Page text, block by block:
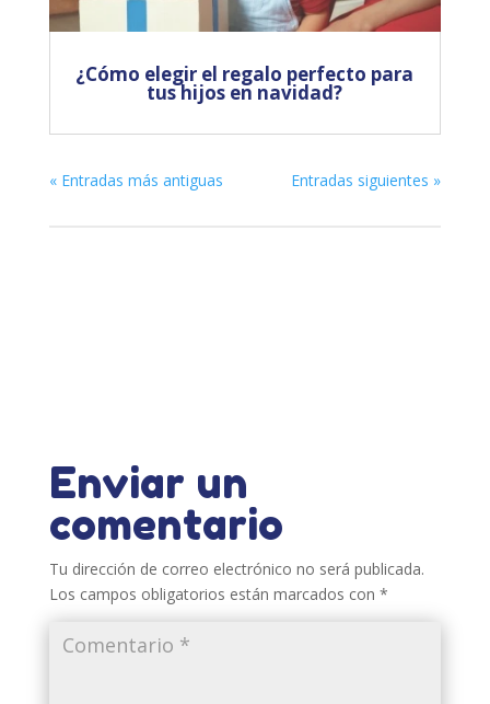
¿Cómo elegir el regalo perfecto para
tus hijos en navidad?
« Entradas más antiguas Entradas siguientes »
Enviar un
comentario
Tu dirección de correo electrónico no será publicada.
Los campos obligatorios están marcados con *